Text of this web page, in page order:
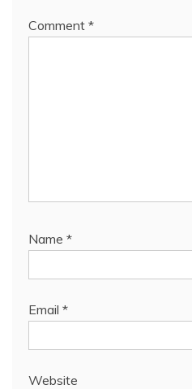
Comment *
Name *
Email *
Website